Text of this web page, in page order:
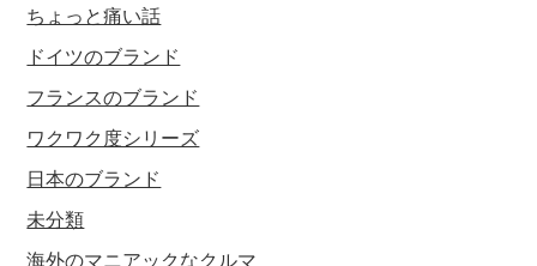
ちょっと痛い話
ドイツのブランド
フランスのブランド
ワクワク度シリーズ
日本のブランド
未分類
海外のマニアックなクルマ